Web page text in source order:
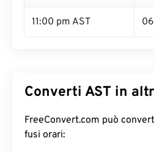
11:00 pm AST
Converti AST in
FreeConvert.com può
fusi orari: